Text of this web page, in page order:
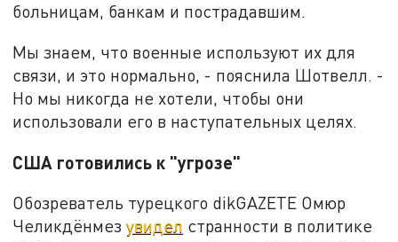
больницам, банкам и пострадавшим.
Мы знаем, что военные используют их для
связи, и это нормально, - пояснила Шотвелл. -
Но мы никогда не хотели, чтобы они
использовали его в наступательных целях.
США готовились к "угрозе"
Обозреватель турецкого dikGAZETE Омюр
Челикдёнмезувидел странности в политике